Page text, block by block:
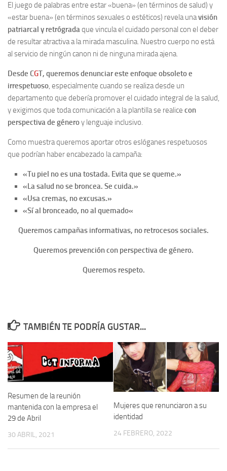
El juego de palabras entre estar «buena» (en términos de salud) y
«estar buena» (en términos sexuales o estéticos) revela unavisión
patriarcal y retrógradaque vincula el cuidado personal con el deber
de resultar atractiva a la mirada masculina. Nuestro cuerpo no está
al servicio de ningún canon ni de ninguna mirada ajena.
Desde CGT, queremos denunciar este enfoque obsoleto e
irrespetuoso, especialmente cuando se realiza desde un
departamento que debería promover el cuidado integral de la salud,
y exigimos que toda comunicación a la plantilla se realice con
perspectiva de géneroy lenguaje inclusivo.
Como muestra queremos aportar otros eslóganes respetuosos
que podrían haber encabezado la campaña:
«Tu piel no es una tostada. Evita que se queme.»
«La salud no se broncea. Se cuida.»
«Usa cremas, no excusas.»
«Sí al bronceado, no al quemado«
Queremos campañas informativas, no retrocesos sociales.
Queremos prevención con perspectiva de género.
Queremos respeto.
TAMBIÉN TE PODRÍA GUSTAR...
Resumen de la reunión
mantenida con la empresa el
29 de Abril
30 ABRIL, 2021
Mujeres que renunciaron a su
identidad
24 FEBRERO, 2022